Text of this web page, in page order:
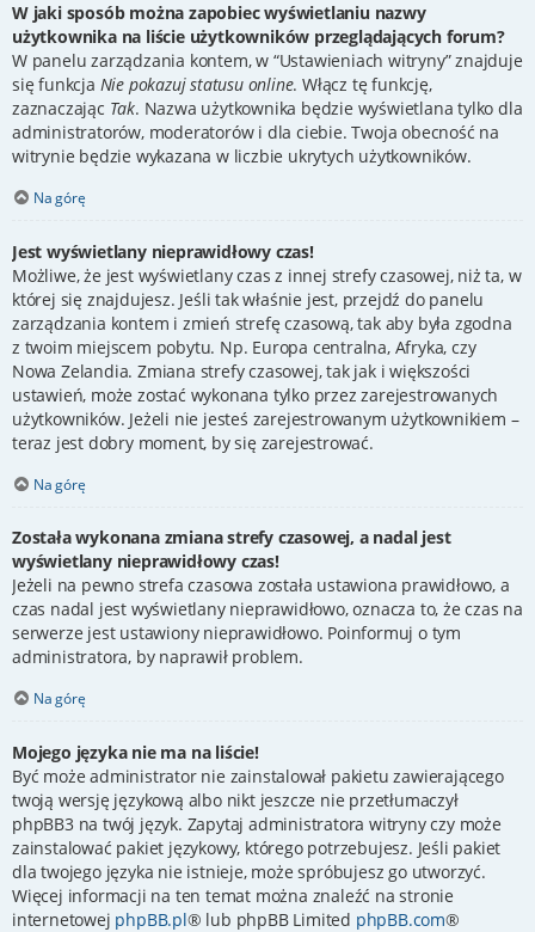
W jaki sposób można zapobiec wyświetlaniu nazwy
użytkownika na liście użytkowników przeglądających forum?
W panelu zarządzania kontem, w “Ustawieniach witryny” znajduje
się funkcja Nie pokazuj statusu online. Włącz tę funkcję,
zaznaczając Tak. Nazwa użytkownika będzie wyświetlana tylko dla
administratorów, moderatorów i dla ciebie. Twoja obecność na
witrynie będzie wykazana w liczbie ukrytych użytkowników.
Na górę
Jest wyświetlany nieprawidłowy czas!
Możliwe, że jest wyświetlany czas z innej strefy czasowej, niż ta, w
której się znajdujesz. Jeśli tak właśnie jest, przejdź do panelu
zarządzania kontem i zmień strefę czasową, tak aby była zgodna
z twoim miejscem pobytu. Np. Europa centralna, Afryka, czy
Nowa Zelandia. Zmiana strefy czasowej, tak jak i większości
ustawień, może zostać wykonana tylko przez zarejestrowanych
użytkowników. Jeżeli nie jesteś zarejestrowanym użytkownikiem –
teraz jest dobry moment, by się zarejestrować.
Na górę
Została wykonana zmiana strefy czasowej, a nadal jest
wyświetlany nieprawidłowy czas!
Jeżeli na pewno strefa czasowa została ustawiona prawidłowo, a
czas nadal jest wyświetlany nieprawidłowo, oznacza to, że czas na
serwerze jest ustawiony nieprawidłowo. Poinformuj o tym
administratora, by naprawił problem.
Na górę
Mojego języka nie ma na liście!
Być może administrator nie zainstalował pakietu zawierającego
twoją wersję językową albo nikt jeszcze nie przetłumaczył
phpBB3 na twój język. Zapytaj administratora witryny czy może
zainstalować pakiet językowy, którego potrzebujesz. Jeśli pakiet
dla twojego języka nie istnieje, może spróbujesz go utworzyć.
Więcej informacji na ten temat można znaleźć na stronie
internetowej phpBB.pl® lub phpBB Limited phpBB.com®